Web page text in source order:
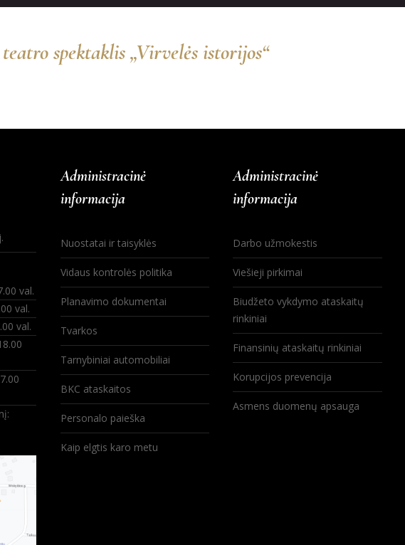
spektaklis „Virvelės istorijos“
val.
val.
val.
Administracinė
informacija
Nuostatai ir taisyklės
Vidaus kontrolės politika
Planavimo dokumentai
Tvarkos
Tarnybiniai automobiliai
BKC ataskaitos
Personalo paieška
Kaip elgtis karo metu
Administracinė
informacija
Darbo užmokestis
Viešieji pirkimai
Biudžeto vykdymo ataskaitų
rinkiniai
Finansinių ataskaitų rinkiniai
Korupcijos prevencija
Asmens duomenų apsauga